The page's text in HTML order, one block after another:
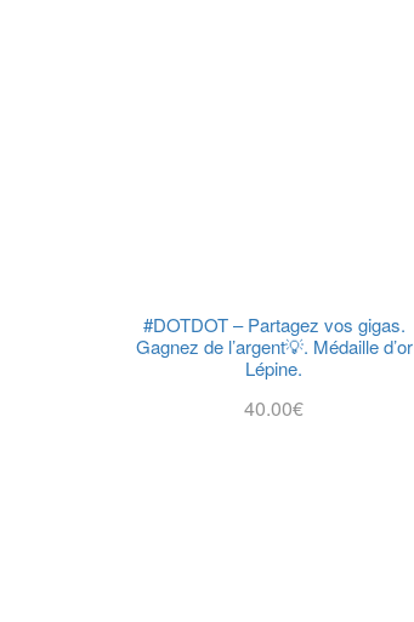
#DOTDOT – Partagez vos gigas.
Gagnez de l’argent💡. Médaille d’or
Lépine.
40.00€